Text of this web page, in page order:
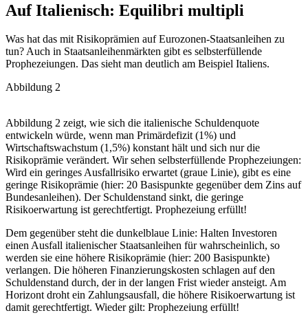
Auf Italienisch: Equilibri multipli
Was hat das mit Risikoprämien auf Eurozonen-Staatsanleihen zu
tun? Auch in Staatsanleihenmärkten gibt es selbsterfüllende
Prophezeiungen. Das sieht man deutlich am Beispiel Italiens.
Abbildung 2
Abbildung 2 zeigt, wie sich die italienische Schuldenquote
entwickeln würde, wenn man Primärdefizit (1%) und
Wirtschaftswachstum (1,5%) konstant hält und sich nur die
Risikoprämie verändert. Wir sehen selbsterfüllende Prophezeiungen:
Wird ein geringes Ausfallrisiko erwartet (graue Linie), gibt es eine
geringe Risikoprämie (hier: 20 Basispunkte gegenüber dem Zins auf
Bundesanleihen). Der Schuldenstand sinkt, die geringe
Risikoerwartung ist gerechtfertigt. Prophezeiung erfüllt!
Dem gegenüber steht die dunkelblaue Linie: Halten Investoren
einen Ausfall italienischer Staatsanleihen für wahrscheinlich, so
werden sie eine höhere Risikoprämie (hier: 200 Basispunkte)
verlangen. Die höheren Finanzierungskosten schlagen auf den
Schuldenstand durch, der in der langen Frist wieder ansteigt. Am
Horizont droht ein Zahlungsausfall, die höhere Risikoerwartung ist
damit gerechtfertigt. Wieder gilt: Prophezeiung erfüllt!